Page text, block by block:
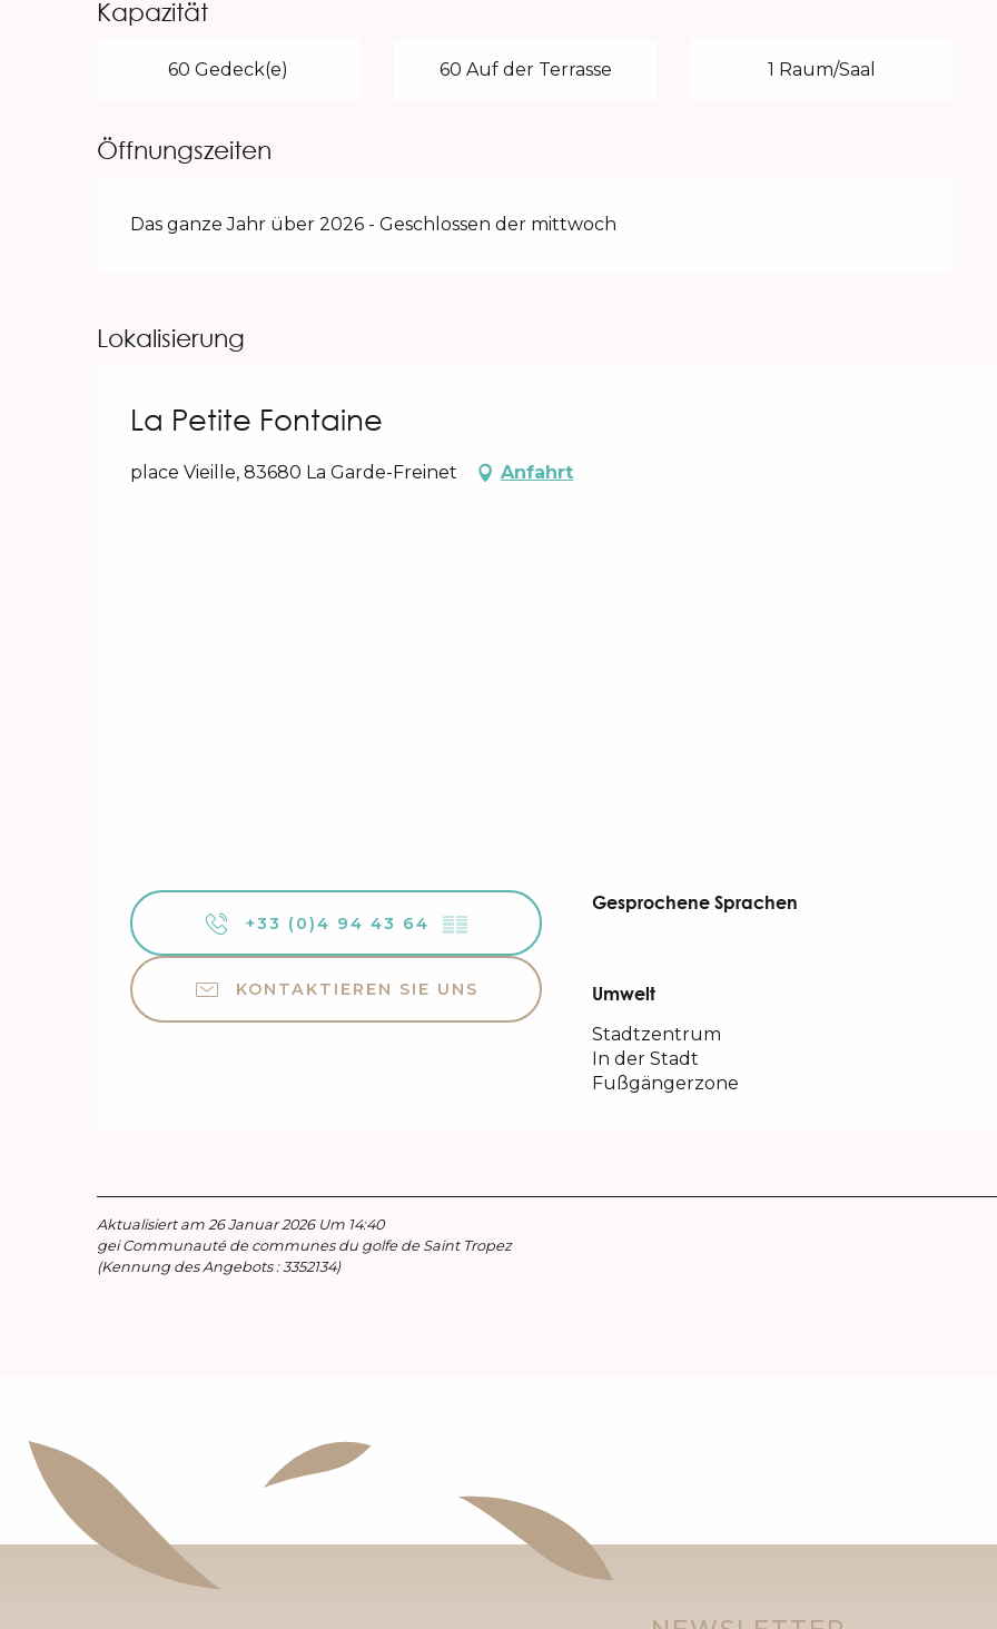
Kapazität
60 Gedeck(e) 60 Auf der Terrasse 1 Raum/Saal
Öffnungszeiten
Das ganze Jahr über 2026 - Geschlossen der mittwoch
Lokalisierung
La Petite Fontaine
place Vieille, 83680 La Garde-Freinet Anfahrt
+33 (0)4 94 43 64 ▒▒
KONTAKTIEREN SIE UNS
Gesprochene Sprachen
Gesprochene Sprachen
Umwelt
Umwelt
Stadtzentrum
In der Stadt
Fußgängerzone
Aktualisiert am 26 Januar 2026 Um 14:40
gei Communauté de communes du golfe de Saint Tropez
(Kennung des Angebots :3352134)